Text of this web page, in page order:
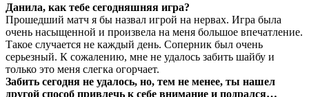
Данила, как тебе сегодняшняя игра?
Прошедший матч я бы назвал игрой на нервах. Игра была
очень насыщенной и произвела на меня большое впечатление.
Такое случается не каждый день. Соперник был очень
серьезный. К сожалению, мне не удалось забить шайбу и
только это меня слегка огорчает.
Забить сегодня не удалось, но, тем не менее, ты нашел
другой способ привлечь к себе внимание и подрался…